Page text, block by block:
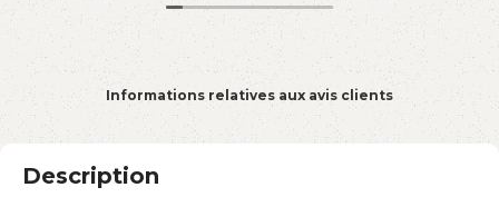
Informations relatives aux avis clients
Description